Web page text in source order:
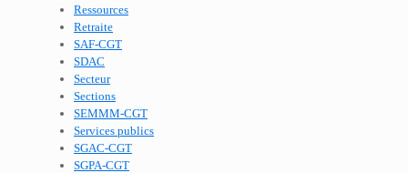
Ressources
Retraite
SAF-CGT
SDAC
Secteur
Sections
SEMMM-CGT
Services publics
SGAC-CGT
SGPA-CGT